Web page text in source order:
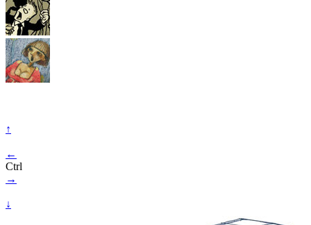
↑
←
Ctrl
→
↓